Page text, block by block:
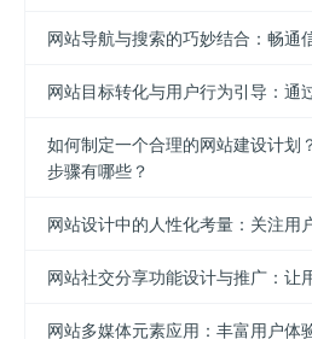
网站导航与搜索的巧妙结合：畅通
网站目标转化与用户行为引导：通
如何制定一个合理的网站建设计划
步骤有哪些？
网站设计中的人性化考量：关注用
网站社交分享功能设计与推广：让
网站多媒体元素应用：丰富用户体